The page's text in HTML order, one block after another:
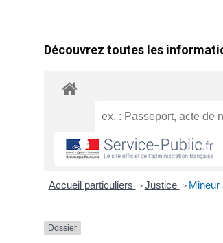
Découvrez toutes les
Accueil particuliers > Justice > Mineur
Dossier